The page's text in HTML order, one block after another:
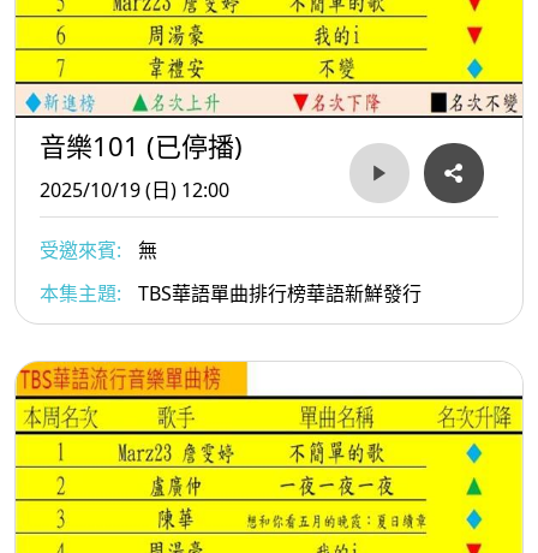
音樂101 (已停播)
2025/10/19 (日) 12:00
受邀來賓:
無
本集主題:
TBS華語單曲排行榜華語新鮮發行